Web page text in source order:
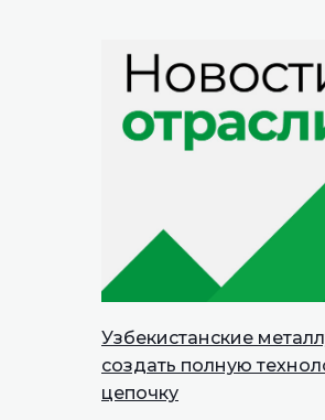
Узбекистанские
создать полную
цепочку